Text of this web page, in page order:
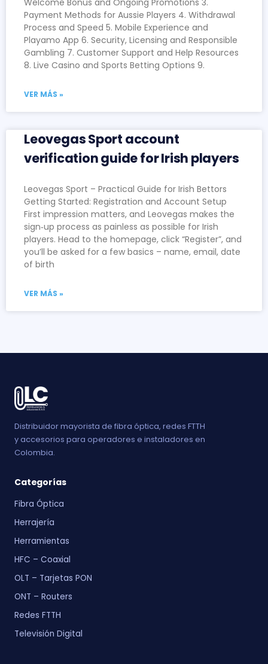
Payment Methods for Aussie Players 4. Withdrawal
Process and Speed 5. Mobile Experience and
Playamo App 6. Security, Licensing and Responsible
Gambling 7. Customer Support and Help Resources
8. Live Casino and Sports Betting Options 9.
VER MÁS »
Leovegas Sport account
verification guide for Irish players
Leovegas Sport – Practical Guide for Irish Bettors
Getting Started: Registration and Account Setup
First impression matters, and Leovegas makes the
sign‑up process as painless as possible for Irish
players. Head to the homepage, click “Register”, and
you’ll be asked for a few basics – name, email, date
of birth
VER MÁS »
Distribuidor mayorista de fibra óptica, redes FTTH
y accesorios para operadores e instaladores en
Colombia.
Categorías
Fibra Óptica
Herrajería
Herramientas
HFC – Coaxial
OLT – Tarjetas PON
ONT – Routers
Redes FTTH
Televisión Digital